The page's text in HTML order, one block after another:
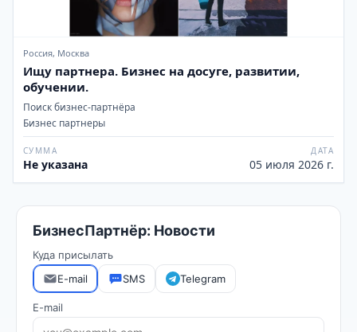
Россия, Москва
Ищу партнера. Бизнес на досуге, развитии,
обучении.
Поиск бизнес-партнёра
Бизнес партнеры
СУММА
Не указана
ДАТА
05 июля 2026 г.